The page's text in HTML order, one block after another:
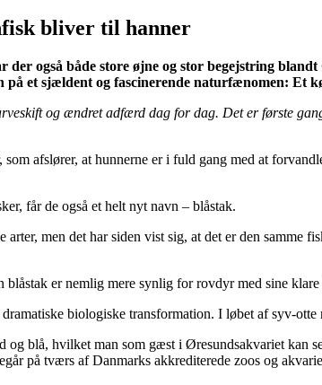
bliver til hanner
også både store øjne og stor begejstring
et sjældent og fascinerende naturfænomen: Et
og ændret adfærd dag for dag. Det er første
afslører, at hunnerne er i fuld gang med at
får de også et helt nyt navn – blåstak.
men det har siden vist sig, at det er den samme
er nemlig mere synlig for rovdyr med sine
biologiske transformation. I løbet af syv-
blå, hvilket man som gæst i Øresundsakvariet kan
på tværs af Danmarks akkrediterede zoos og